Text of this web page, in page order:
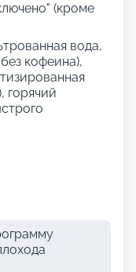
(кроме
вода,
кофеина),
горячий